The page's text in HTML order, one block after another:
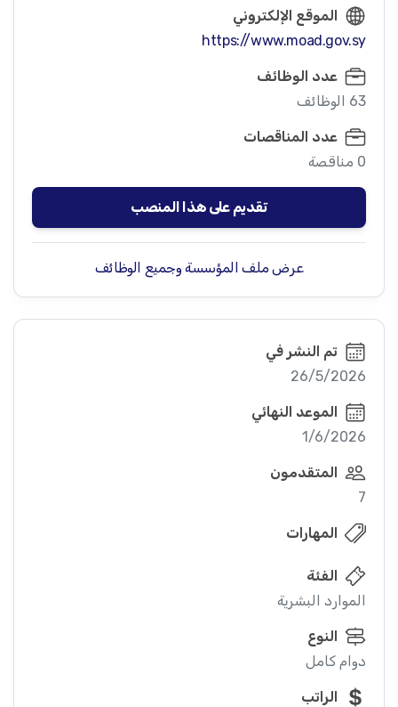
الموقع الإلكتروني
https://www.moad.gov.sy
عدد الوظائف
63 الوظائف
عدد المناقصات
0 مناقصة
تقديم على هذا المنصب
عرض ملف المؤسسة وجميع الوظائف
تم النشر في
26/5/2026
الموعد النهائي
1/6/2026
المتقدمون
7
المهارات
الفئة
الموارد البشرية
النوع
دوام كامل
الراتب